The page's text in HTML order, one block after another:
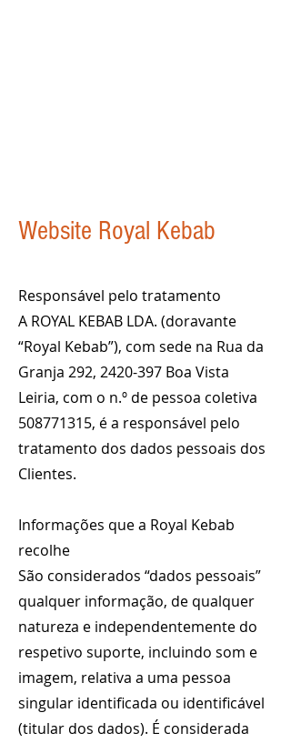
Website Royal Kebab
Responsável pelo tratamento
A ROYAL KEBAB LDA. (doravante
“Royal Kebab”), com sede na Rua da
Granja 292, 2420-397 Boa Vista
Leiria, com o n.º de pessoa coletiva
508771315, é a responsável pelo
tratamento dos dados pessoais dos
Clientes.
Informações que a Royal Kebab
recolhe
São considerados “dados pessoais”
qualquer informação, de qualquer
natureza e independentemente do
respetivo suporte, incluindo som e
imagem, relativa a uma pessoa
singular identificada ou identificável
(titular dos dados). É considerada